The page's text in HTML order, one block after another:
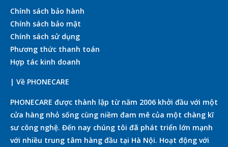
Chính sách bảo hành
Chính sách bảo mật
Chính sách sử dụng
Phương thức thanh toán
Hợp tác kinh doanh
| Về PHONECARE
PHONECARE được thành lập từ năm 2006 khởi đầu với một
cửa hàng nhỏ sống cùng niềm đam mê của một chàng kĩ
sư công nghệ. Đến nay chúng tôi đã phát triển lớn mạnh
với nhiều trung tâm hàng đầu tại Hà Nội. Hoạt động với